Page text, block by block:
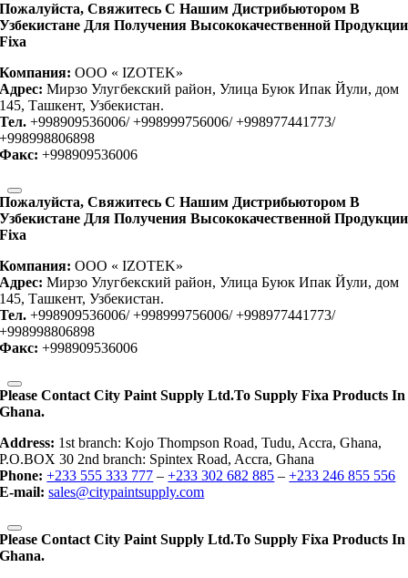
Пожалуйста, Свяжитесь С Нашим Дистрибьютором В
Узбекистане Для Получения Высококачественной Продукции
Fixa
Компания: OOO « IZOTEK»
Адрес: Мирзо Улугбекский район, Улица Буюк Ипак Йули, дом
145, Ташкент, Узбекистан.
Тел. +998909536006/ +998999756006/ +998977441773/
+998998806898
Факс: +998909536006
Пожалуйста, Свяжитесь С Нашим Дистрибьютором В
Узбекистане Для Получения Высококачественной Продукции
Fixa
Компания: OOO « IZOTEK»
Адрес: Мирзо Улугбекский район, Улица Буюк Ипак Йули, дом
145, Ташкент, Узбекистан.
Тел. +998909536006/ +998999756006/ +998977441773/
+998998806898
Факс: +998909536006
Please Contact City Paint Supply Ltd.to Supply Fixa Products In
Ghana.
Address: 1st branch: Kojo Thompson Road, Tudu, Accra, Ghana,
P.O.BOX 30 2nd branch: Spintex Road, Accra, Ghana
Phone: +233 555 333 777 –+233 302 682 885 –+233 246 855 556
E-mail: sales@citypaintsupply.com
Please Contact City Paint Supply Ltd.to Supply Fixa Products In
Ghana.